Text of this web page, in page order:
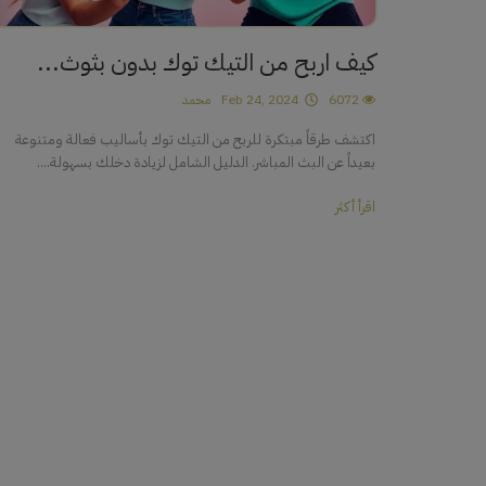
كيف اربح من التيك توك بدون بثوث...
محمد
اكتشف طرقاً مبتكرة للربح من التيك توك بأساليب فعالة ومتنوعة
بعيداً عن البث المباشر. الدليل الشامل لزيادة دخلك بسهولة....
اقرأ أكثر